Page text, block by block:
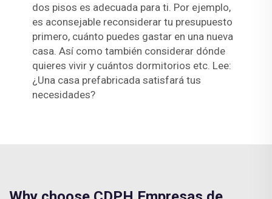
dos pisos es adecuada para ti. Por ejemplo,
es aconsejable reconsiderar tu presupuesto
primero, cuánto puedes gastar en una nueva
casa. Así como también considerar dónde
quieres vivir y cuántos dormitorios etc. Lee:
¿Una casa prefabricada satisfará tus
necesidades?